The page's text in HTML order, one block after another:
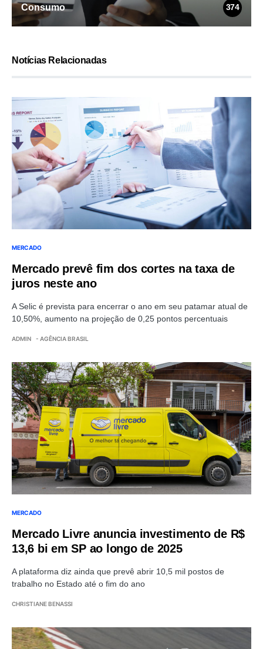
Consumo 374
Notícias Relacionadas
MERCADO
Mercado prevê fim dos cortes na taxa de
juros neste ano
A Selic é prevista para encerrar o ano em seu patamar atual de
10,50%, aumento na projeção de 0,25 pontos percentuais
ADMIN - AGÊNCIA BRASIL
MERCADO
Mercado Livre anuncia investimento de R$
13,6 bi em SP ao longo de 2025
A plataforma diz ainda que prevê abrir 10,5 mil postos de
trabalho no Estado até o fim do ano
CHRISTIANE BENASSI